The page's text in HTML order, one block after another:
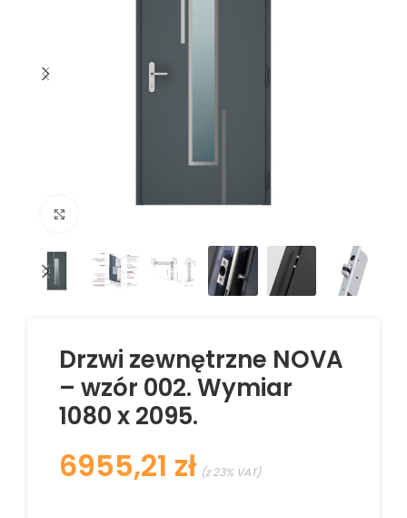
Drzwi zewnętrzne NOVA
– wzór 002. Wymiar
1080 x 2095.
zł